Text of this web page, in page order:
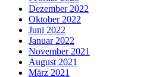
Dezember 2022
Oktober 2022
Juni 2022
Januar 2022
November 2021
August 2021
März 2021